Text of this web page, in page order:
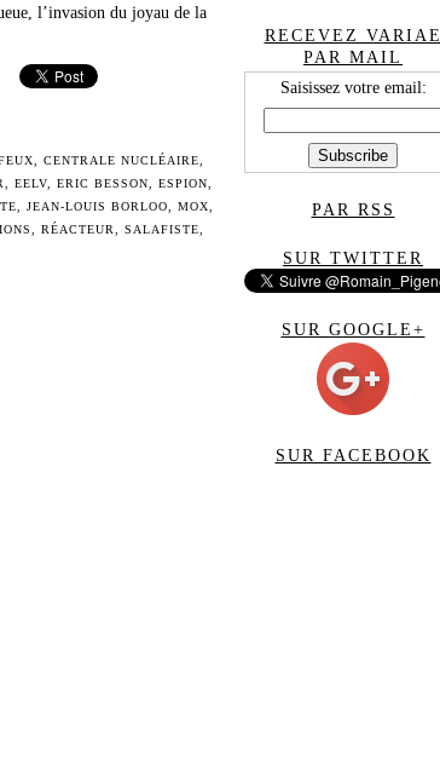
l’invasion du joyau de la
,CENTRALE NUCLÉAIRE
EELV ERIC BESSON ESPION
JEAN-LOUIS BORLOO MOX
RÉACTEUR SALAFISTE
RECEVEZ VARIAE
PAR MAIL
Saisissez votre email:
PAR RSS
SUR TWITTER
SUR GOOGLE+
SUR FACEBOOK